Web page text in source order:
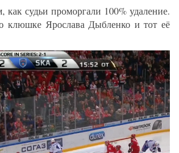
как судьи проморгали 100% удаление.
клюшке Ярослава Дыбленко и тот её